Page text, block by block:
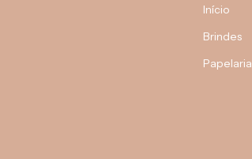
Início
Brindes